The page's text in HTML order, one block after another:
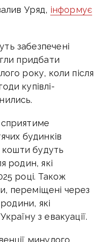
Уряд, інформує
забезпечені
придбати
року, коли після
купівлі-
будинків
кошти будуть
родин, які
році. Також
переміщені через
які
з евакуації.
минулого